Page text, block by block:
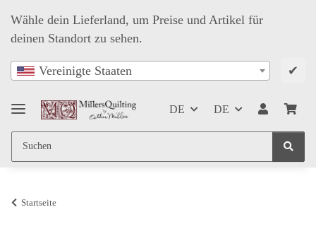
Wähle dein Lieferland, um Preise und Artikel für
deinen Standort zu sehen.
Vereinigte Staaten ✔
DE DE
Startseite